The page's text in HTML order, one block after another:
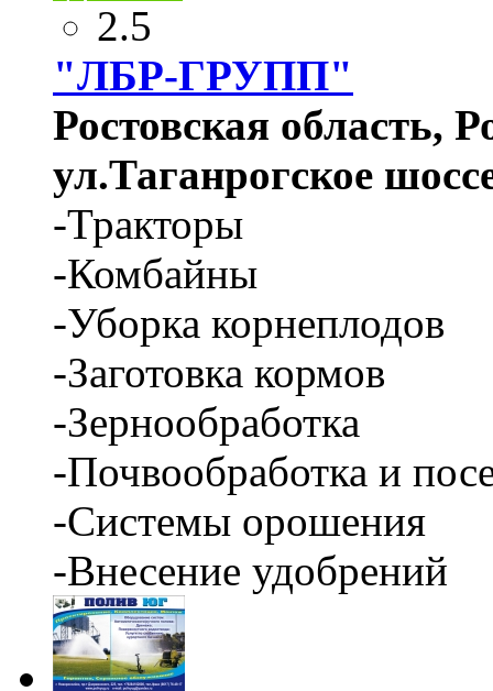
2.5
"ЛБР-ГРУПП"
Ростовская область,
ул.Таганрогское
-Тракторы
-Комбайны
-Уборка корнеплодов
-Заготовка кормов
-Зернообработка
-Почвообработка и
-Системы орошения
-Внесение удобрений